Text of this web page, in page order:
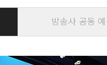
방송사 공동